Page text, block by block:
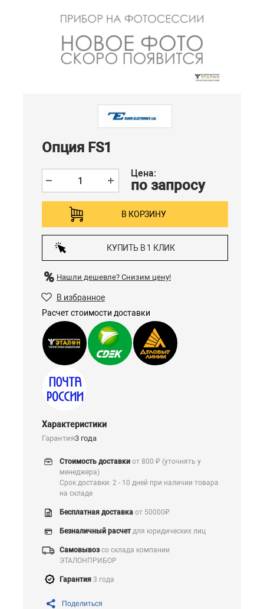
Опция FS1
Цена:
по запросу
В КОРЗИНУ
КУПИТЬ В 1 КЛИК
Нашли дешевле? Снизим цену!
В избранное
Расчет стоимости доставки
Характеристики
Гарантия3 года
Стоимость доставки от 800 ₽ (уточнять у
менеджера)
Срок доставки: 2 - 10 дней при наличии товара
на складе
Бесплатная доставка от 50000₽
Безналичный расчетдля юридических лиц
Самовывозсо склада компании
ЭТАЛОНПРИБОР
Гарантия 3 года
Поделиться